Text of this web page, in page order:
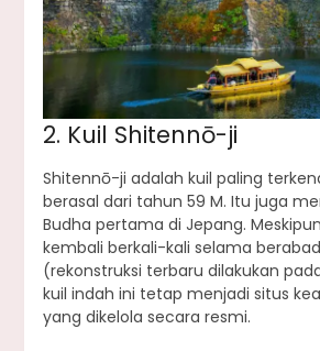
2. Kuil Shitennō-ji
Shitennō-ji adalah kuil paling
berasal dari tahun 59 M. Itu juga
Budha pertama di Jepang.
kembali berkali-kali selama
(rekonstruksi terbaru dilakukan
kuil indah ini tetap menjadi situs
yang dikelola secara resmi.